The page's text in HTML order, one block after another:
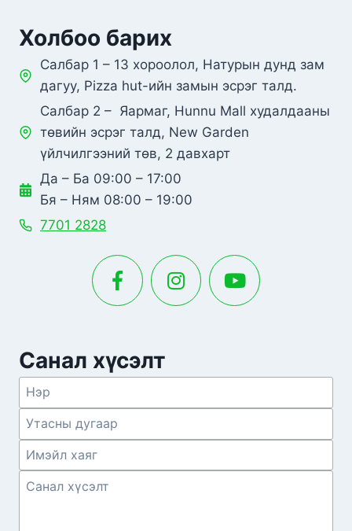
Санал хүсэлт
Холбоо барих
Салбар 1 – 13 хороолол, Натурын дунд зам
дагуу, Pizza hut-ийн замын эсрэг талд.
Салбар 2 – Яармаг, Hunnu Mall худалдааны
төвийн эсрэг талд, New Garden
үйлчилгээний төв, 2 давхарт
Да – Ба 09:00 – 17:00
Бя – Ням 08:00 – 19:00
7701 2828